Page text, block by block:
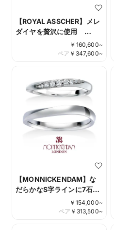
【ROYAL ASSCHER】メレ
ダイヤを贅沢に使用
WRB075 WRA065
￥ 160,600~
￥ 347,600~
ペア
【MONNICKENDAM】な
だらかなS字ラインに7石の
ダイヤモンドをあしらった
デザイン 17WR42/17WR43
￥ 154,000~
￥ 313,500~
ペア